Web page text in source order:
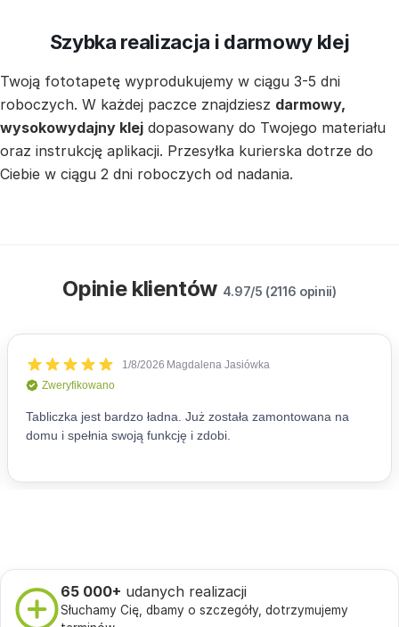
Szybka realizacja i darmowy klej
Twoją fototapetę wyprodukujemy w ciągu 3-5 dni
roboczych. W każdej paczce znajdziesz darmowy,
wysokowydajny klej dopasowany do Twojego materiału
oraz instrukcję aplikacji. Przesyłka kurierska dotrze do
Ciebie w ciągu 2 dni roboczych od nadania.
Opinie klientów 4.97/5 (2116 opinii)
65 000+ udanych realizacji
Słuchamy Cię, dbamy o szczegóły, dotrzymujemy